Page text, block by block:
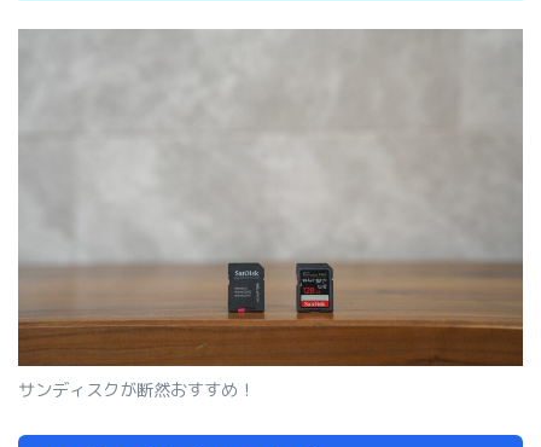
サンディスクが断然おすすめ！